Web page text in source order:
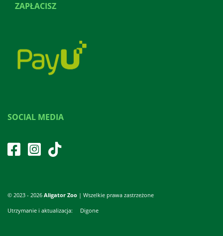
ZAPŁACISZ
SOCIAL MEDIA
© 2023 - 2026 Aligator Zoo | Wszelkie prawa zastrzeżone
Utrzymanie i aktualizacja: Digone